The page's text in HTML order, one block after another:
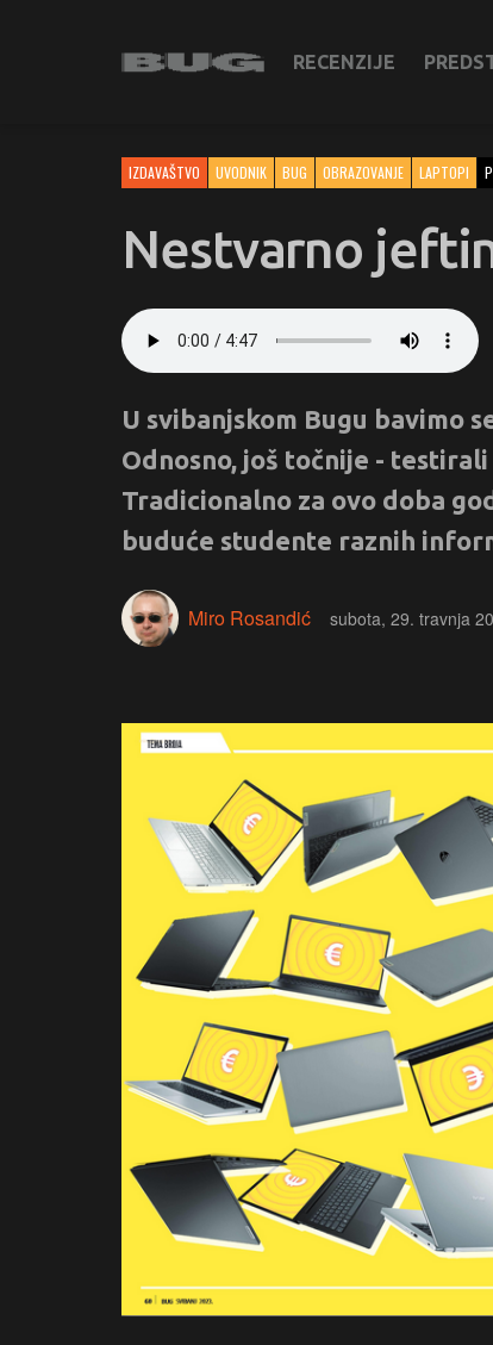
RECENZIJE
IZDAVAŠTVO UVODNIK BUG OBRAZOVANJE LAPTOPI
Nestvarno
U svibanjskom Bugu bavimo
Odnosno, još točnije - testirali
Tradicionalno za ovo doba
buduće studente raznih
Miro Rosandić subota, 29. travnja